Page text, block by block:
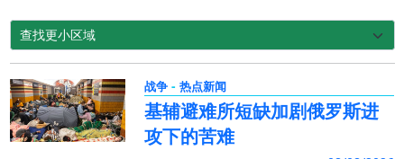
战争- 热点新闻
基辅避难所短缺加剧俄罗斯进
攻下的苦难